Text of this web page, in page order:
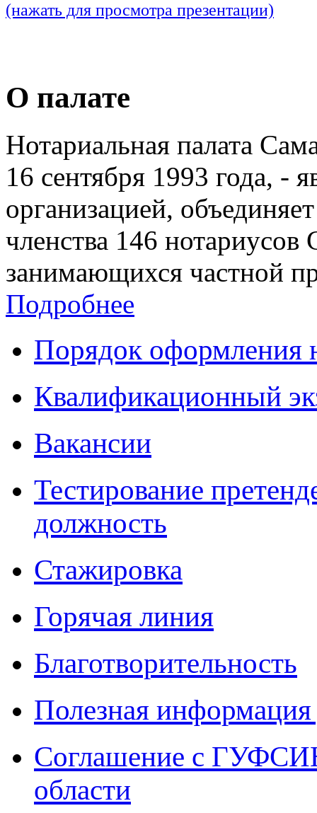
(нажать для просмотра презентации)
О палате
Нотариальная палата
16 сентября 1993 года, -
организацией,
членства 146 нотариусов
занимающихся частной
Подробнее
Порядок оформления
Квалификационный
Вакансии
Тестирование
должность
Стажировка
Горячая линия
Благотворительность
Полезная
Соглашение с
области